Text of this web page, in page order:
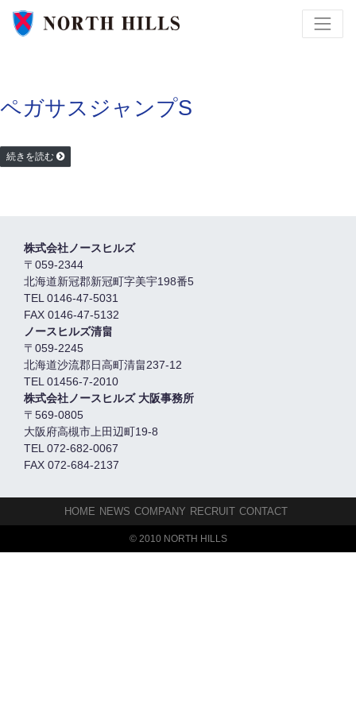
ペガサスジャンプS
続きを読む
株式会社ノースヒルズ
〒059-2344
北海道新冠郡新冠町字美宇198番5
TEL 0146-47-5031
FAX 0146-47-5132
ノースヒルズ清畠
〒059-2245
北海道沙流郡日高町清畠237-12
TEL 01456-7-2010
株式会社ノースヒルズ 大阪事務所
〒569-0805
大阪府高槻市上田辺町19-8
TEL 072-682-0067
FAX 072-684-2137
HOME NEWS COMPANY RECRUIT CONTACT
© 2010 NORTH HILLS